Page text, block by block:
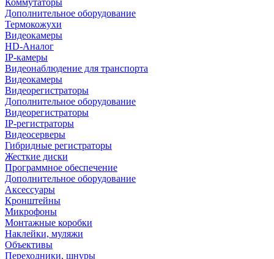
Коммутаторы
Дополнительное оборудование
Термокожухи
Видеокамеры
HD-Аналог
IP-камеры
Видеонаблюдение для транспорта
Видеокамеры
Видеорегистраторы
Дополнительное оборудование
Видеорегистраторы
IP-регистраторы
Видеосерверы
Гибридные регистраторы
Жесткие диски
Программное обеспечение
Дополнительное оборудование
Аксессуары
Кронштейны
Микрофоны
Монтажные коробки
Наклейки, муляжи
Объективы
Переходники, шнуры